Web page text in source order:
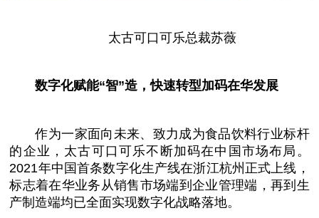
太古可口可乐总裁苏薇
数字化赋能“智”造，快速转型加码在华发展
作为一家面向未来、致力成为食品饮料行业标杆
的企业，太古可口可乐不断加码在中国 市场布局。
2021年中国首条数字化生产线在浙江杭州正式上线，
标志着在华业务从销售市场端到企业管理端，再到生
产制造端均已全面实现数字化战略落地。